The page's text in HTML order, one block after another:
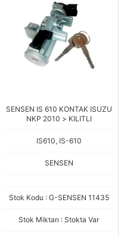
SENSEN IS 610 KONTAK ISUZU
NKP 2010 > KILITLI
IS610, IS-610
SENSEN
Stok Kodu : G-SENSEN 11435
Stok Miktarı : Stokta Var